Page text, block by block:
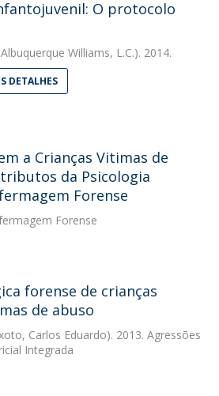
O protocolo
Williams, L.C.). 2014.
DETALHES
a Crianças Vitimas de
da Psicologia
Forense
Forense
forense de crianças
de abuso
Carlos Eduardo). 2013. Agressões
Integrada